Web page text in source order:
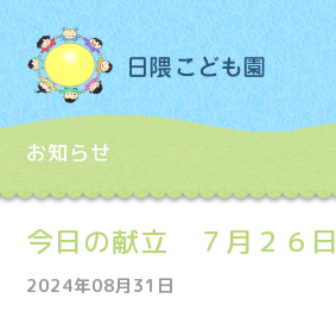
お知らせ
今日の献立 ７月２６日
2024年08月31日